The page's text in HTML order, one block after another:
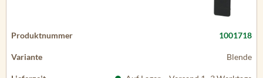
1001718
Blende